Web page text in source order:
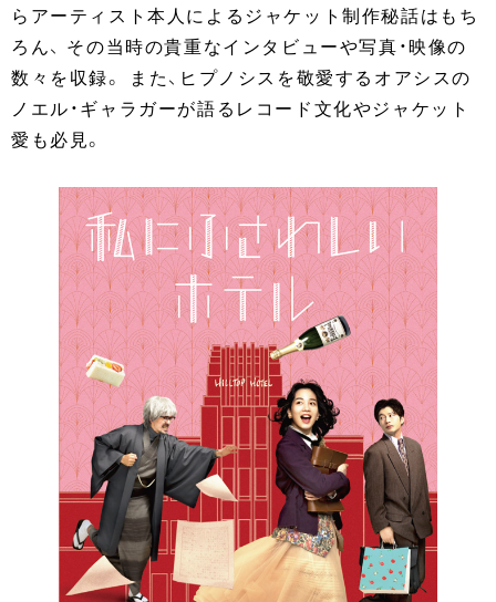
らアーティスト本人によるジャケット制作秘話はもち
ろん、 その当時の貴重なインタビューや写真・映像の
数々を収録。 また、ヒプノシスを敬愛するオアシスの
ノエル・ギャラガーが語るレコード文化やジャケット
愛も必見。